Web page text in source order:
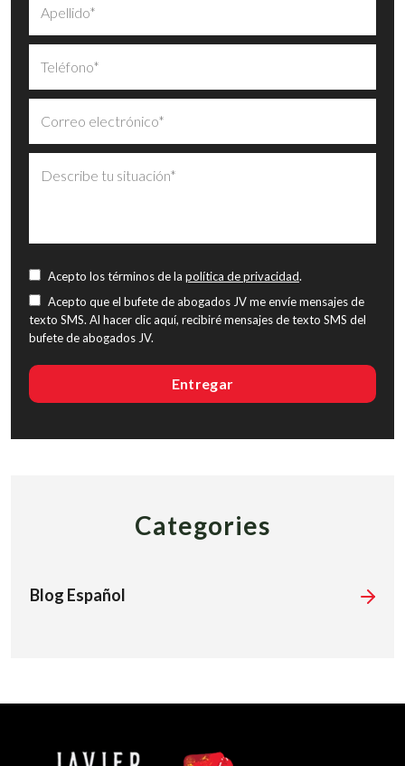
Acepto los términos de la política de privacidad.
Acepto que el bufete de abogados JV me envíe mensajes de
texto SMS. Al hacer clic aquí, recibiré mensajes de texto SMS del
bufete de abogados JV.
Categories
Blog Español